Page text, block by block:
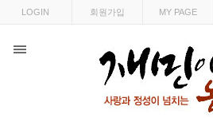
LOGIN 회원가입 MY PAGE